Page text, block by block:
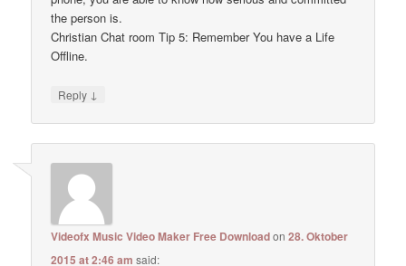
the person is.
Christian Chat room Tip 5: Remember You have a Life
Offline.
Reply ↓
Videofx Music Video Maker Free Downloadon28. Oktober
2015 at 2:46 am said: